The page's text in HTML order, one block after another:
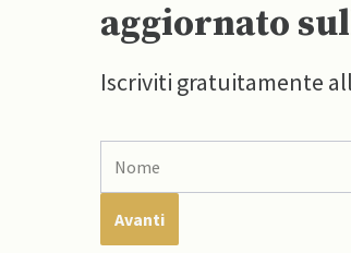
aggiornato
Iscriviti gratuitamente